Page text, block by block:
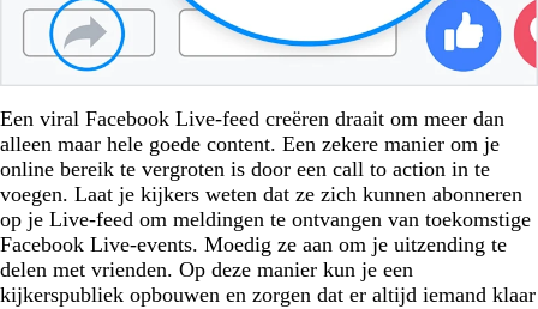
Een viral Facebook Live-feed creëren draait om meer dan
alleen maar hele goede content. Een zekere manier om je
online bereik te vergroten is door een call to action in te
voegen. Laat je kijkers weten dat ze zich kunnen abonneren
op je Live-feed om meldingen te ontvangen van toekomstige
Facebook Live-events. Moedig ze aan om je uitzending te
delen met vrienden. Op deze manier kun je een
kijkerspubliek opbouwen en zorgen dat er altijd iemand klaar